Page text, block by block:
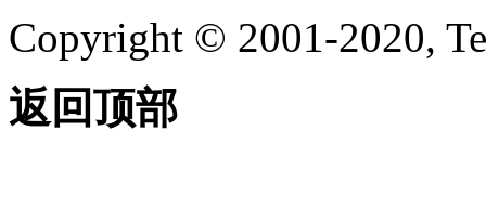
Copyright © 2001-2020,
返回顶部